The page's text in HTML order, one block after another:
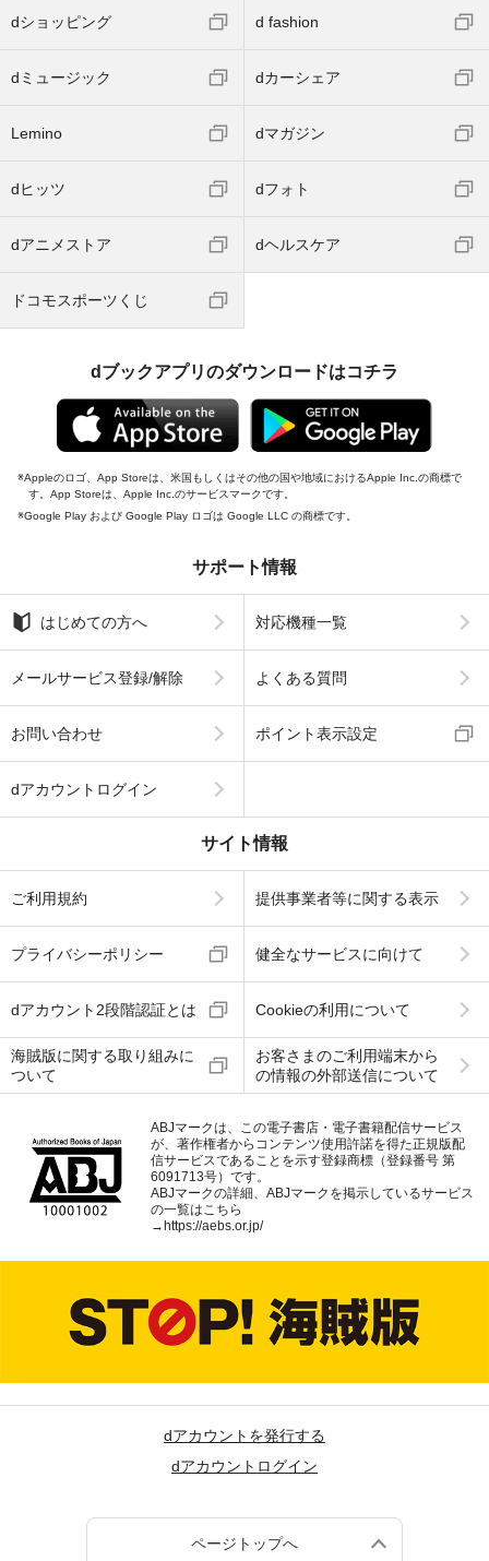
dショッピング d fashion
dミュージック dカーシェア
Lemino dマガジン
dヒッツ dフォト
dアニメストア dヘルスケア
ドコモスポーツくじ
dブックアプリのダウンロードはコチラ
Appleのロゴ、App Storeは、米国もしくはその他の国や地域におけるApple Inc.の商標で
す。App Storeは、Apple Inc.のサービスマークです。
Google Play および Google Play ロゴは Google LLC の商標です。
サポート情報
はじめての方へ 対応機種一覧
メールサービス登録/解除 よくある質問
お問い合わせ ポイント表示設定
dアカウントログイン
サイト情報
ご利用規約 提供事業者等に関する表示
プライバシーポリシー 健全なサービスに向けて
dアカウント2段階認証とは Cookieの利用について
海賊版に関する取り組みに
ついて
お客さまのご利用端末から
の情報の外部送信について
ABJマークは、この電子書店・電子書籍配信サービス
が、著作権者からコンテンツ使用許諾を得た正規版配
信サービスであることを示す登録商標（登録番号 第
6091713号）です。
ABJマークの詳細、ABJマークを掲示しているサービス
の一覧はこちら
→ https://aebs.or.jp/
dアカウントを発行する
dアカウントログイン
ページトップへ